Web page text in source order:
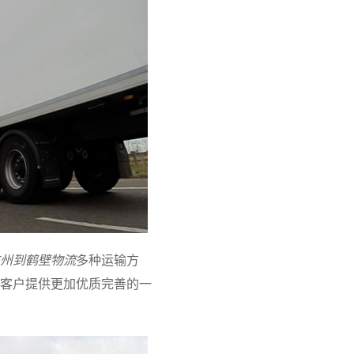
到鹤壁物流多种运输方
户提供更加优质完善的一